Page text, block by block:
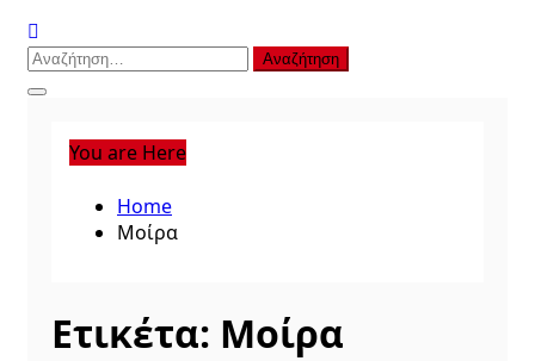
Αναζήτηση
για:
You are Here
Home
Μοίρα
Ετικέτα: Μοίρα